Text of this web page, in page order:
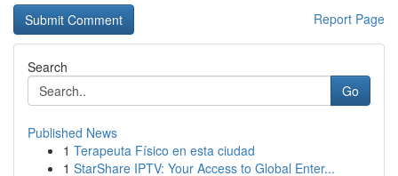
Report Page
Search
Go
Published News
1 Terapeuta Físico en esta ciudad
1 StarShare IPTV: Your Access to Global Enter...